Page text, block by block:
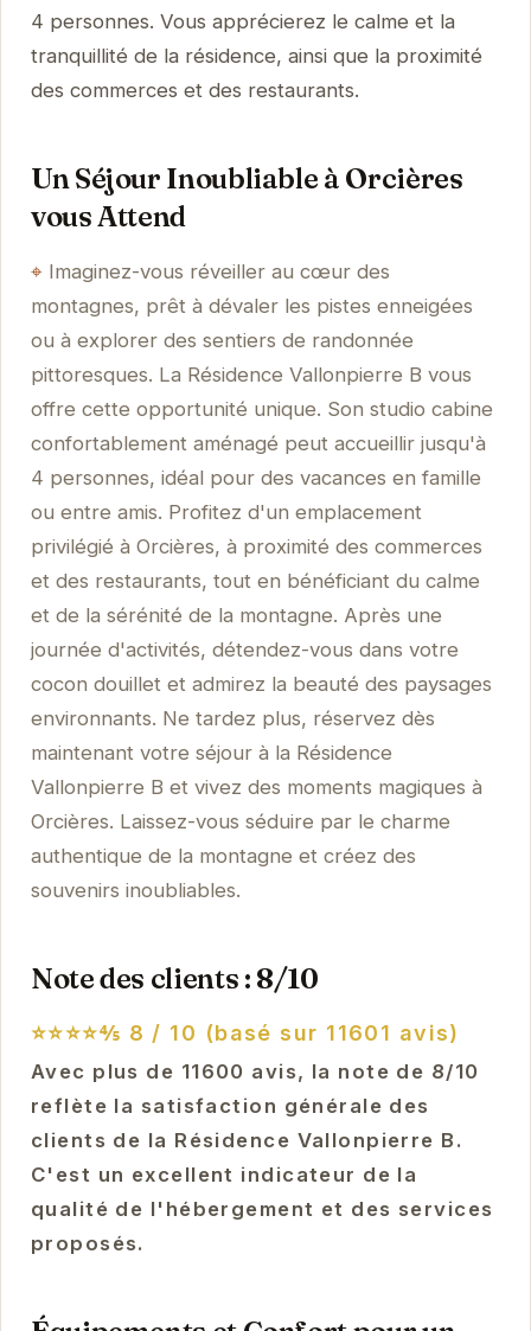
4 personnes. Vous apprécierez le calme et la
tranquillité de la résidence, ainsi que la proximité
des commerces et des restaurants.
Un Séjour Inoubliable à Orcières
vous Attend
Imaginez-vous réveiller au cœur des
montagnes, prêt à dévaler les pistes enneigées
ou à explorer des sentiers de randonnée
pittoresques. La Résidence Vallonpierre B vous
offre cette opportunité unique. Son studio cabine
confortablement aménagé peut accueillir jusqu'à
4 personnes, idéal pour des vacances en famille
ou entre amis. Profitez d'un emplacement
privilégié à Orcières, à proximité des commerces
et des restaurants, tout en bénéficiant du calme
et de la sérénité de la montagne. Après une
journée d'activités, détendez-vous dans votre
cocon douillet et admirez la beauté des paysages
environnants. Ne tardez plus, réservez dès
maintenant votre séjour à la Résidence
Vallonpierre B et vivez des moments magiques à
Orcières. Laissez-vous séduire par le charme
authentique de la montagne et créez des
souvenirs inoubliables.
Note des clients : 8/10
⭐⭐⭐⭐⅘ 8 / 10 (basé sur 11601 avis)
Avec plus de 11600 avis, la note de 8/10
reflète la satisfaction générale des
clients de la Résidence Vallonpierre B.
C'est un excellent indicateur de la
qualité de l'hébergement et des services
proposés.